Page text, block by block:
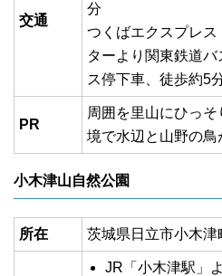
交通
分
つくばエクスプレ
ターより関東鉄道
ス停下車、徒歩約5
PR
周囲を里山にひっ
境で水辺と山野の鳥
小木津山自然公園
所在 茨城県日立市小木津
JR「小木津駅」